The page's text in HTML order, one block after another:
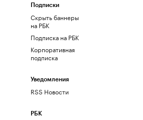
Подписки
Скрыть баннеры
на РБК
Подписка на РБК
Корпоративная
подписка
Уведомления
RSS Новости
РБК